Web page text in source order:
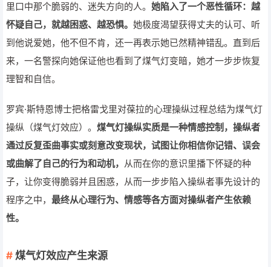
里口中那个脆弱的、迷失方向的人。 她陷入了一个恶性循环：越
怀疑自己，就越困惑、越恐惧。 她极度渴望获得丈夫的认可、听
到他说爱她，他不但不肯，还一再表示她已然精神错乱。直到后
来，一名警探向她保证他也看到了煤气灯变暗，她才一步步恢复
理智和自信。
罗宾·斯特恩博士把格雷戈里对葆拉的心理操纵过程总结为煤气灯
操纵（煤气灯效应）。 煤气灯操纵实质是一种情感控制，操纵者
通过反复歪曲事实或刻意改变现状，试图让你相信你记错、误会
或曲解了自己的行为和动机， 从而在你的意识里播下怀疑的种
子，让你变得脆弱并且困惑，从而一步步陷入操纵者事先设计的
程序之中， 最终从心理行为、情感等各方面对操纵者产生依赖
性。
煤气灯效应产生来源